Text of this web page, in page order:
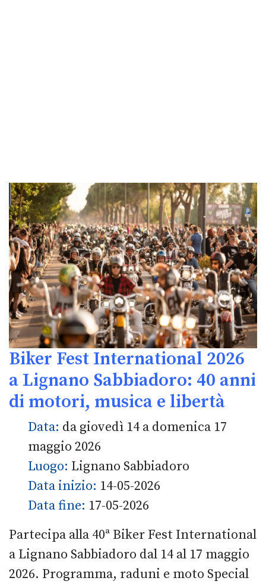
Biker Fest International 2026
a Lignano Sabbiadoro: 40 anni
di motori, musica e libertà
Data: da giovedì 14 a domenica 17
maggio 2026
Luogo: Lignano Sabbiadoro
Data inizio: 14-05-2026
Data fine: 17-05-2026
Partecipa alla 40ª Biker Fest International
a Lignano Sabbiadoro dal 14 al 17 maggio
2026. Programma, raduni e moto Special